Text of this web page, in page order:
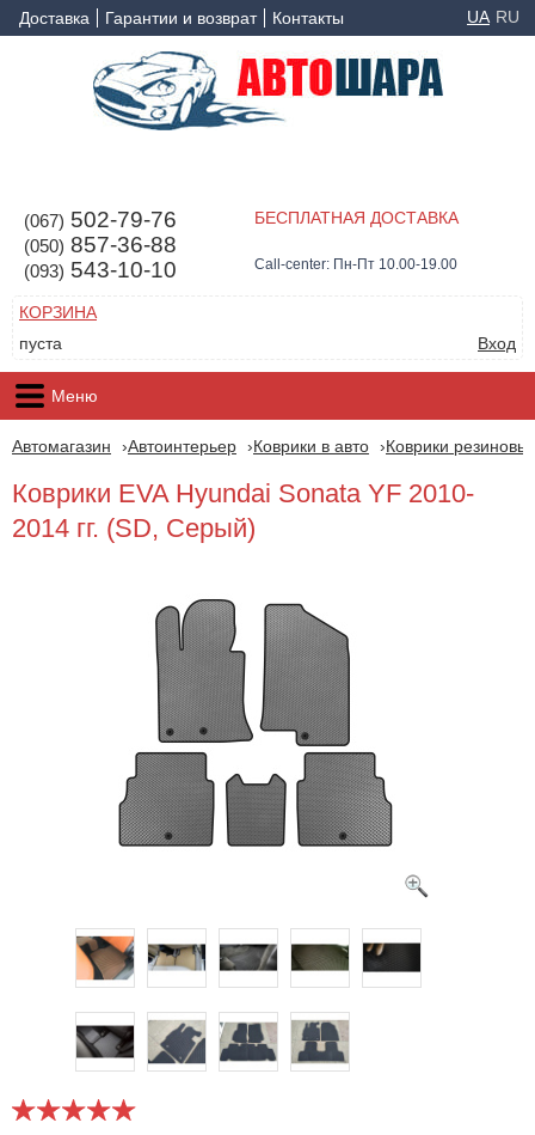
Доставка Гарантии и возврат Контакты UA RU
(067) 502-79-76
(050) 857-36-88
(093) 543-10-10
БЕСПЛАТНАЯ ДОСТАВКА
Call-center: Пн-Пт 10.00-19.00
КОРЗИНА
пуста
Вход
Меню
Автомагазин Автоинтерьер Коврики в авто Коврики
Коврики EVA Hyundai Sonata YF 2010-
2014 гг. (SD, Серый)